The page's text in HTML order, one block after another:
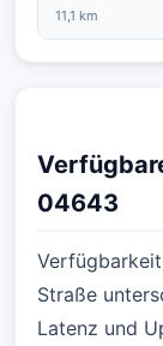
11,1 km
04643
Straße
Latenz und